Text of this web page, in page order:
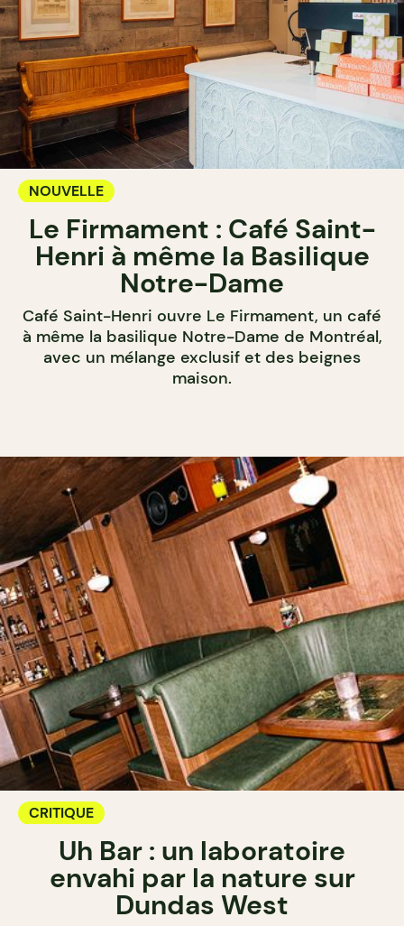
NOUVELLE
Le Firmament : Café Saint-
Henri à même la Basilique
Notre-Dame
Café Saint-Henri ouvre Le Firmament, un café
à même la basilique Notre-Dame de Montréal,
avec un mélange exclusif et des beignes
maison.
CRITIQUE
Uh Bar : un laboratoire
envahi par la nature sur
Dundas West